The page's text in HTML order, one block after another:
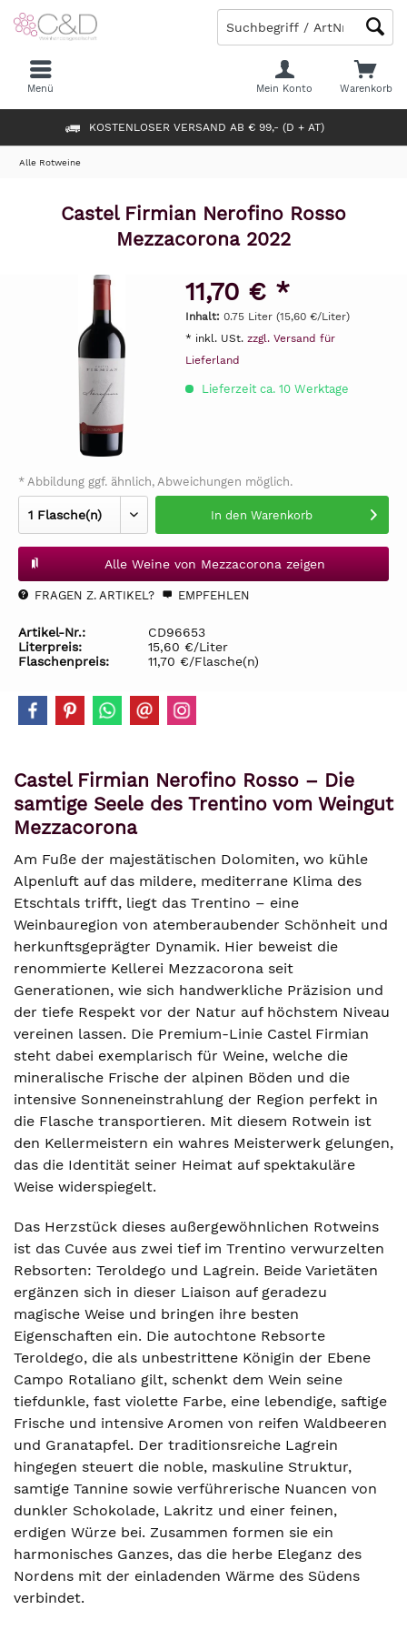
KOSTENLOSER VERSAND AB € 99,- (D + AT)
Warenkorb
Mein Konto
Menü
Alle Rotweine
Castel Firmian Nerofino Rosso
Mezzacorona 2022
11,70 € *
Inhalt: 0.75 Liter (15,60 €/Liter)
* inkl. USt. zzgl. Versand für
Lieferland
Lieferzeit ca. 10 Werktage
* Abbildung ggf. ähnlich, Abweichungen möglich.
In den Warenkorb
Alle Weine von Mezzacorona zeigen
FRAGEN Z. ARTIKEL? EMPFEHLEN
Artikel-Nr.:
CD96653
Literpreis:
15,60 €/Liter
Flaschenpreis:
11,70 €/Flasche(n)
Castel Firmian Nerofino Rosso – Die
samtige Seele des Trentino vom Weingut
Mezzacorona
Am Fuße der majestätischen Dolomiten, wo kühle
Alpenluft auf das mildere, mediterrane Klima des
Etschtals trifft, liegt das Trentino – eine
Weinbauregion von atemberaubender Schönheit und
herkunftsgeprägter Dynamik. Hier beweist die
renommierte Kellerei Mezzacorona seit
Generationen, wie sich handwerkliche Präzision und
der tiefe Respekt vor der Natur auf höchstem Niveau
vereinen lassen. Die Premium-Linie Castel Firmian
steht dabei exemplarisch für Weine, welche die
mineralische Frische der alpinen Böden und die
intensive Sonneneinstrahlung der Region perfekt in
die Flasche transportieren. Mit diesem Rotwein ist
den Kellermeistern ein wahres Meisterwerk gelungen,
das die Identität seiner Heimat auf spektakuläre
Weise widerspiegelt.
Das Herzstück dieses außergewöhnlichen Rotweins
ist das Cuvée aus zwei tief im Trentino verwurzelten
Rebsorten: Teroldego und Lagrein. Beide Varietäten
ergänzen sich in dieser Liaison auf geradezu
magische Weise und bringen ihre besten
Eigenschaften ein. Die autochtone Rebsorte
Teroldego, die als unbestrittene Königin der Ebene
Campo Rotaliano gilt, schenkt dem Wein seine
tiefdunkle, fast violette Farbe, eine lebendige, saftige
Frische und intensive Aromen von reifen Waldbeeren
und Granatapfel. Der traditionsreiche Lagrein
hingegen steuert die noble, maskuline Struktur,
samtige Tannine sowie verführerische Nuancen von
dunkler Schokolade, Lakritz und einer feinen,
erdigen Würze bei. Zusammen formen sie ein
harmonisches Ganzes, das die herbe Eleganz des
Nordens mit der einladenden Wärme des Südens
verbindet.